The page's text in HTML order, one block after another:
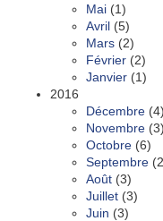
Mai (1)
Avril (5)
Mars (2)
Février (2)
Janvier (1)
2016
Décembre (4)
Novembre (3)
Octobre (6)
Septembre
Août (3)
Juillet (3)
Juin (3)